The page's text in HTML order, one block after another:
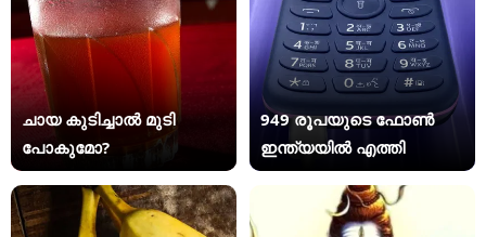
ചായ കുടിച്ചാൽ മുടി
പോകുമോ?
949 രൂപയുടെ ഫോൺ
ഇന്ത്യയിൽ എത്തി